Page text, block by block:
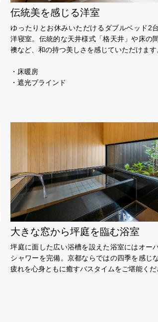
伝統美を感じる洋室
ゆったりとお休みいただけるダブルベッド2
洋寝室。伝統的な天井様式「格天井」や床の
襖など、和の持つ美しさを感じていただけます
・床暖房
・遮光ブラインド
大きな窓から坪庭を臨む浴室
坪庭に面した広い浴槽を設えた浴室にはオー
シャワーを完備。京都ならではの四季を感じ
疲れを心身ともに癒すバスタイムをご堪能くだ